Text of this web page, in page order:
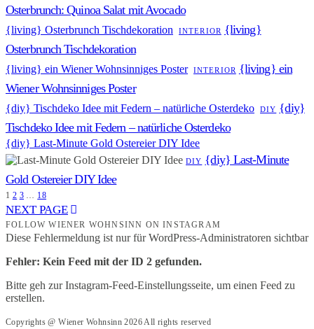
Osterbrunch: Quinoa Salat mit Avocado
{living} Osterbrunch Tischdekoration INTERIOR {living}
Osterbrunch Tischdekoration
{living} ein Wiener Wohnsinniges Poster INTERIOR {living} ein
Wiener Wohnsinniges Poster
{diy} Tischdeko Idee mit Federn – natürliche Osterdeko DIY {diy}
Tischdeko Idee mit Federn – natürliche Osterdeko
{diy} Last-Minute Gold Ostereier DIY Idee
DIY {diy} Last-Minute
Gold Ostereier DIY Idee
1 2 3 … 18
NEXT PAGE
FOLLOW WIENER WOHNSINN ON INSTAGRAM
Diese Fehlermeldung ist nur für WordPress-Administratoren sichtbar
Fehler: Kein Feed mit der ID 2 gefunden.
Bitte geh zur Instagram-Feed-Einstellungsseite, um einen Feed zu
erstellen.
Copyrights @ Wiener Wohnsinn 2026 All rights reserved